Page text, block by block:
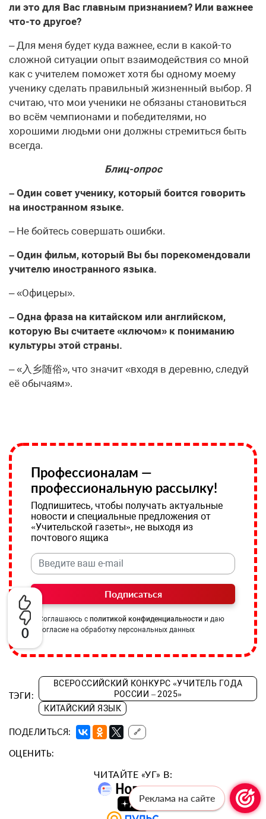
0
ли это для Вас главным признанием? Или важнее
что-то другое?
– Для меня будет куда важнее, если в какой-то
сложной ситуации опыт взаимодействия со мной
как с учителем поможет хотя бы одному моему
ученику сделать правильный жизненный выбор. Я
считаю, что мои ученики не обязаны становиться
во всём чемпионами и победителями, но
хорошими людьми они должны стремиться быть
всегда.
Блиц-опрос
– Один совет ученику, который боится говорить
на иностранном языке.
– Не бойтесь совершать ошибки.
– Один фильм, который Вы бы порекомендовали
учителю иностранного языка.
– «Офицеры».
– Одна фраза на китайском или английском,
которую Вы считаете «ключом» к пониманию
культуры этой страны.
– «入乡随俗», что значит «входя в деревню, следуй
её обычаям».
Профессионалам —
профессиональную рассылку!
Подпишитесь, чтобы получать актуальные
новости и специальные предложения от
«Учительской газеты», не выходя из
почтового ящика
Подписаться
Соглашаюсь с политикой конфиденциальности и даю
согласие на обработку персональных данных
ТЭГИ:
ВСЕРОССИЙСКИЙ КОНКУРС «УЧИТЕЛЬ ГОДА
РОССИИ – 2025»
КИТАЙСКИЙ ЯЗЫК
ПОДЕЛИТЬСЯ: 🔗
ОЦЕНИТЬ:
ЧИТАЙТЕ «УГ» В:
Реклама на сайте